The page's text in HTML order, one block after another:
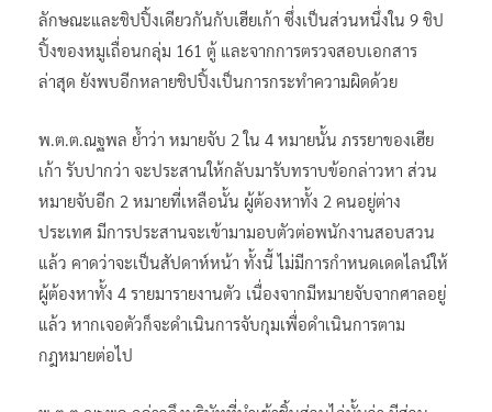
ลักษณะและชิปปิ้งเดียวกันกับเฮียเก้า ซึ่งเป็นส่วนหนึ่งใน 9 ชิป
ปิ้งของหมูเถื่อนกลุ่ม 161 ตู้ และจากการตรวจสอบเอกสาร
ล่าสุด ยังพบอีกหลายชิปปิ้งเป็นการกระทำความผิดด้วย
พ.ต.ต.ณฐพล ย้ำว่า หมายจับ 2 ใน 4 หมายนั้น ภรรยาของเฮีย
เก้า รับปากว่า จะประสานให้กลับมารับทราบข้อกล่าวหา ส่วน
หมายจับอีก 2 หมายที่เหลือนั้น ผู้ต้องหาทั้ง 2 คนอยู่ต่าง
ประเทศ มีการประสานจะเข้ามามอบตัวต่อพนักงานสอบสวน
แล้ว คาดว่าจะเป็นสัปดาห์หน้า ทั้งนี้ ไม่มีการกำหนดเดดไลน์ให้
ผู้ต้องหาทั้ง 4 รายมารายงานตัว เนื่องจากมีหมายจับจากศาลอยู่
แล้ว หากเจอตัวก็จะดำเนินการจับกุมเพื่อดำเนินการตาม
กฎหมายต่อไป